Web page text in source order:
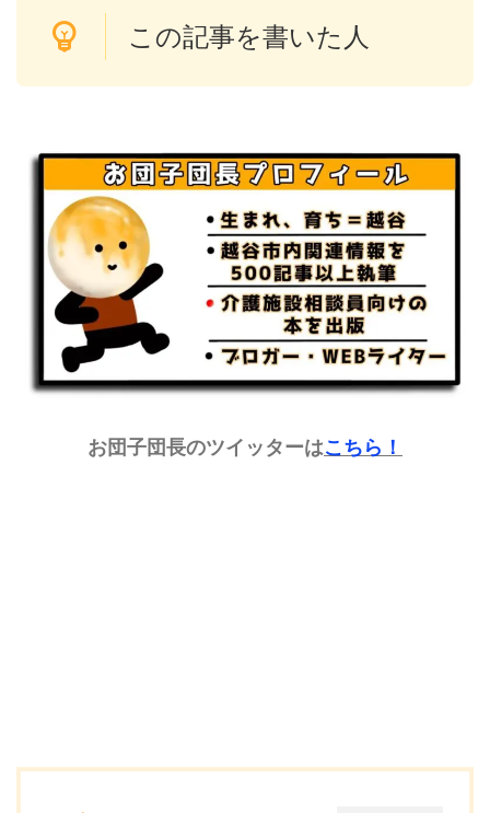
この記事を書いた人
お団子団長のツイッターはこちら ！